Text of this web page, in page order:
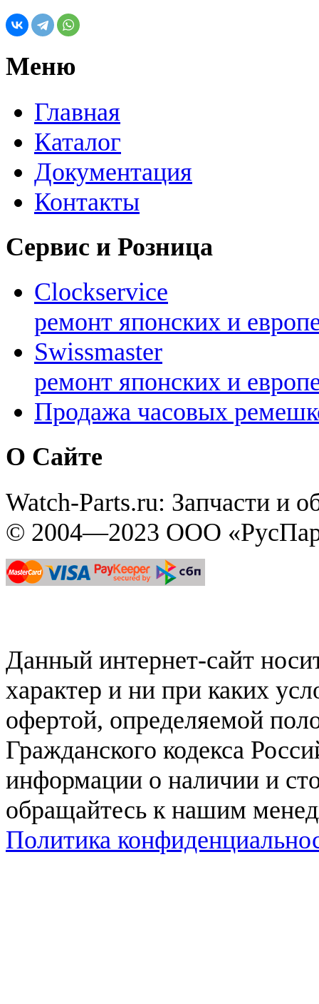
Меню
Главная
Каталог
Документация
Контакты
Сервис и Розница
Clockservice
ремонт японских и
Swissmaster
ремонт японских и
Продажа часовых
О Сайте
Watch-Parts.ru: Запчасти и
© 2004—2023 ООО
Данный интернет-сайт
характер и ни при каких
офертой, определяемой
Гражданского кодекса
информации о наличии и
обращайтесь к нашим
Политика